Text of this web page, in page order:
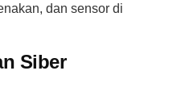
dan sensor di
Siber